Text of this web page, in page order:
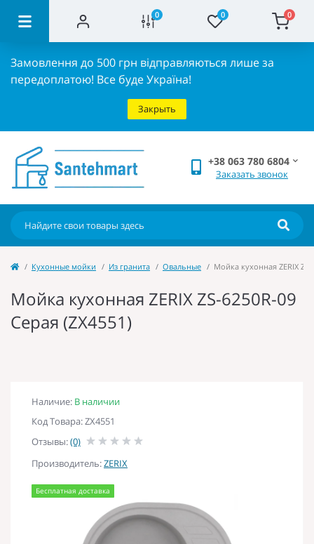
0 0 0
Замовлення до 500 грн відправляються лише за
передоплатою! Все буде Україна!
Закрыть
+38 063 780 6804
Заказать звонок
Кухонные мойки Из гранита Овальные Мойка кухонная ZERIX
Мойка кухонная ZERIX ZS-6250R-09
Серая (ZX4551)
Наличие: В наличии
Код Товара: ZX4551
Отзывы:(0)
Производитель:ZERIX
Бесплатная доставка